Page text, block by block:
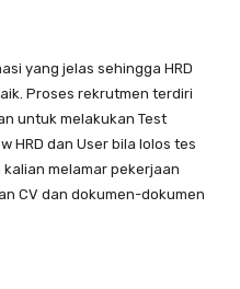
yang jelas sehingga HRD
Proses rekrutmen terdiri
untuk melakukan Test
HRD dan User bila lolos tes
melamar pekerjaan
CV dan dokumen-dokumen